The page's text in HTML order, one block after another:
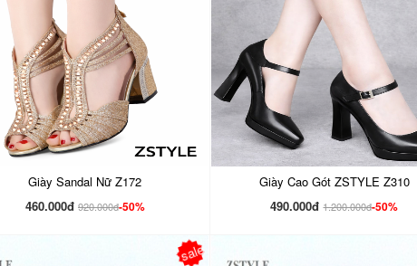
Giày Sandal Nữ Z172
460.000đ 920.000đ-50%
Giày Cao Gót ZSTYLE Z310
490.000đ 1.200.000đ-50%
sale